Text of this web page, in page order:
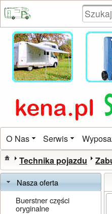
O Nas Serwis
Technika pojazdu
Nasza oferta
Buerstner części
oryginalne